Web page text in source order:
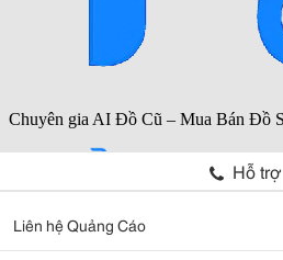
Hỗ trợ
Liên hệ Quảng Cáo